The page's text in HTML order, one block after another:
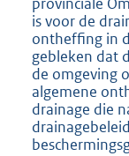
is voor de
ontheffing in
gebleken dat
de omgeving
algemene
drainage die